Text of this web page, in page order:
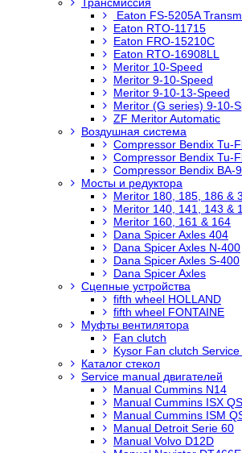
Eaton FS-5205A
Eaton RTO-11715
Eaton FRO-15210C
Eaton RTO-16908LL
Meritor 10-Speed
Meritor 9-10-Speed
Meritor 9-10-13-Speed
Meritor (G series) 9-10-
ZF Meritor Automatic
Воздушная система
Compressor Bendix Tu-
Compressor Bendix Tu-
Compressor Bendix BA-
Мосты и редуктора
Meritor 180, 185, 186 &
Meritor 140, 141, 143 &
Meritor 160, 161 & 164
Dana Spicer Axles 404
Dana Spicer Axles N-400
Dana Spicer Axles S-400
Dana Spicer Axles
Сцепные устройства
fifth wheel HOLLAND
fifth wheel FONTAINE
Муфты вентилятора
Fan clutch
Kysor Fan clutch
Каталог стекол
Service manual двигателей
Manual Cummins N14
Manual Cummins ISX
Manual Cummins ISM
Manual Detroit Serie 60
Manual Volvo D12D